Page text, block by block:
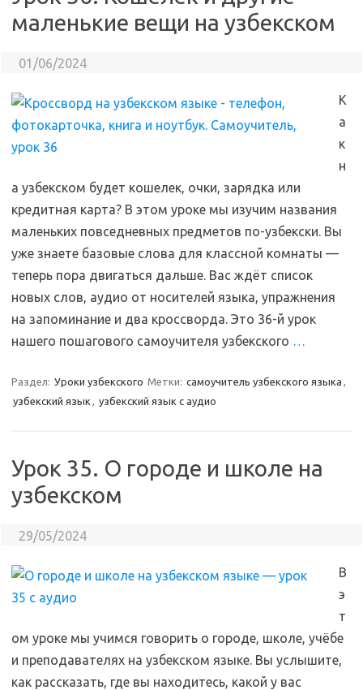
маленькие вещи на узбекском
01/06/2024
К
а
к
н
а узбекском будет кошелек, очки, зарядка или
кредитная карта? В этом уроке мы изучим названия
маленьких повседневных предметов по-узбекски. Вы
уже знаете базовые слова для классной комнаты —
теперь пора двигаться дальше. Вас ждёт список
новых слов, аудио от носителей языка, упражнения
на запоминание и два кроссворда. Это 36-й урок
нашего пошагового самоучителя узбекского …
Раздел: Уроки узбекского Метки: самоучитель узбекского языка ,
узбекский язык , узбекский язык с аудио
Урок 35. О городе и школе на
узбекском
29/05/2024
В
э
т
ом уроке мы учимся говорить о городе, школе, учёбе
и преподавателях на узбекском языке. Вы услышите,
как рассказать, где вы находитесь, какой у вас